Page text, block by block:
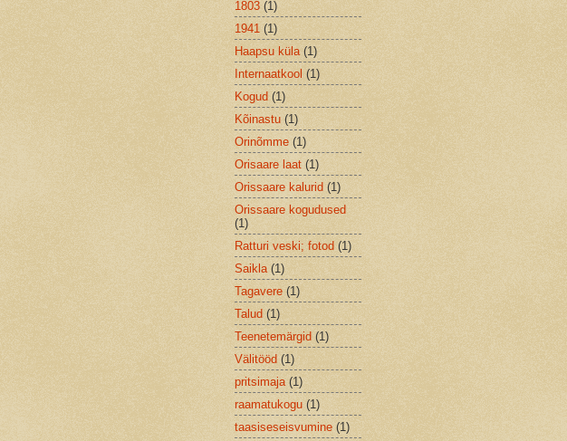
1803 (1)
1941 (1)
Haapsu küla (1)
Internaatkool (1)
Kogud (1)
Kõinastu (1)
Orinõmme (1)
Orisaare laat (1)
Orissaare kalurid (1)
Orissaare kogudused
(1)
Ratturi veski; fotod (1)
Saikla (1)
Tagavere (1)
Talud (1)
Teenetemärgid (1)
Välitööd (1)
pritsimaja (1)
raamatukogu (1)
taasiseseisvumine (1)